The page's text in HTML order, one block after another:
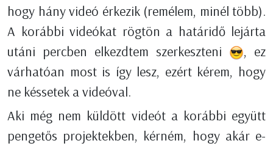
hogy hány videó érkezik (remélem, minél több).
A korábbi videókat rögtön a határidő lejárta
utáni percben elkezdtem szerkeszteni
, ez
várhatóan most is így lesz, ezért kérem, hogy
ne késsetek a videóval.
Aki még nem küldött videót a korábbi együtt
pengetős projektekben, kérném, hogy akár e-